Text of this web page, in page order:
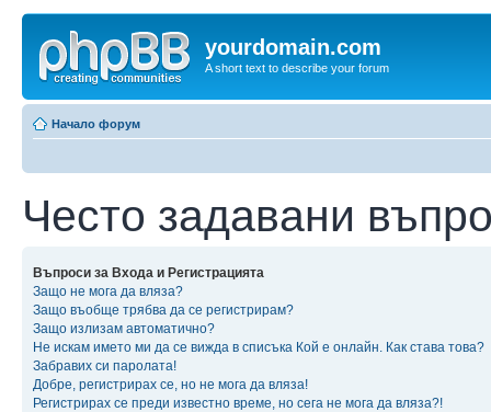
yourdomain.com
A short text to describe your forum
Начало форум
Често задавани
Въпроси за Входа и Регистрацията
Защо не мога да вляза?
Защо въобще трябва да се регистрирам?
Защо излизам автоматично?
Не искам името ми да се вижда в списъка Кой е онлайн. Как става това?
Забравих си паролата!
Добре, регистрирах се, но не мога да вляза!
Регистрирах се преди известно време, но сега не мога да вляза?!